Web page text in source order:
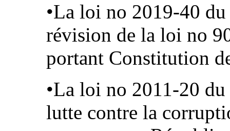
•La loi no 2019-40
révision de la loi no
portant Constitution
•La loi no 2011-20
lutte contre la